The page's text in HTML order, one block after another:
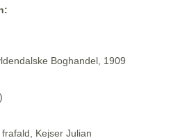
Boghandel, 1909
Kejser Julian